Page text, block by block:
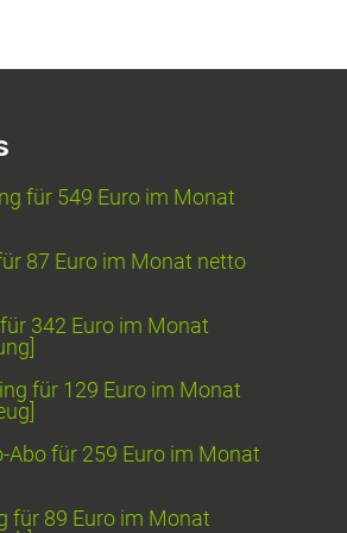
für 549 Euro im Monat
87 Euro im Monat netto
342 Euro im Monat
für 129 Euro im Monat
Abo für 259 Euro im Monat
für 89 Euro im Monat